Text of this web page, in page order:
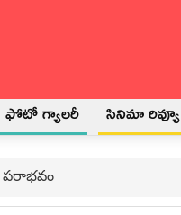
ఫోటో గ్యాలరీ సినిమా రివ్యూ
పరాభవం